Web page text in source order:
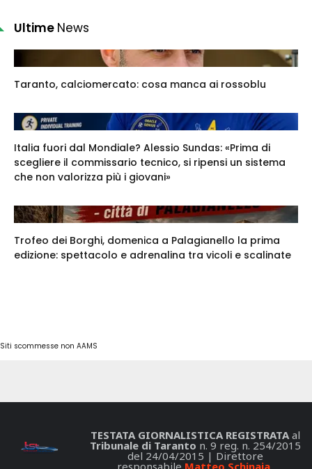
Ultime News
Taranto, calciomercato: cosa manca ai rossoblu
Italia fuori dal Mondiale? Alessio Sundas: «Prima di
scegliere il commissario tecnico, si ripensi un sistema
che non valorizza più i giovani»
Trofeo dei Borghi, domenica a Palagianello la prima
edizione: spettacolo e adrenalina tra vicoli e scalinate
Siti scommesse non AAMS
TESTATA GIORNALISTICA REGISTRATAal
Tribunale di Taranto n. 9 reg. n. 254/2015
del 24/04/2015 | Direttore
responsabile Matteo Schinaia